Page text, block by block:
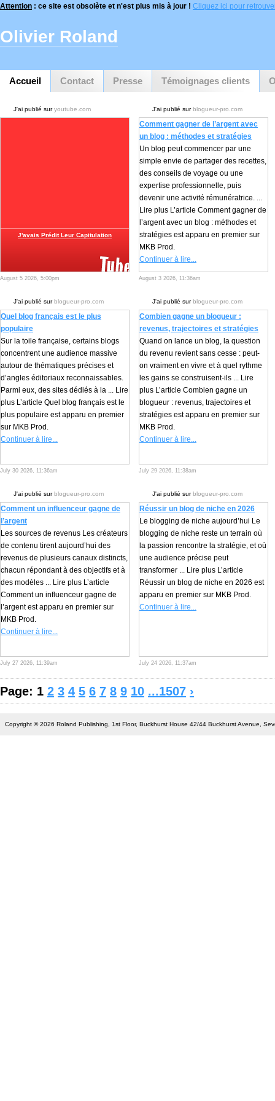
Attention : ce site est obsolète et n'est plus mis à jour ! Cliquez ici pour
Accueil Contact Presse Témoignages clients
Olivier Roland
J'ai publié suryoutube.com
J'avais Prédit Leur Capitulation
August 5 2026, 5:00pm
J'ai publié surblogueur-pro.com
Comment gagner de l’argent avec
un blog : méthodes et stratégies
Un blog peut commencer par une
simple envie de partager des recettes,
des conseils de voyage ou une
expertise professionnelle, puis
devenir une activité rémunératrice. ...
Lire plus L’article Comment gagner de
l’argent avec un blog : méthodes et
stratégies est apparu en premier sur
MKB Prod.
Continuer à lire...
August 3 2026, 11:36am
J'ai publié surblogueur-pro.com
Quel blog français est le plus
populaire
Sur la toile française, certains blogs
concentrent une audience massive
autour de thématiques précises et
d’angles éditoriaux reconnaissables.
Parmi eux, des sites dédiés à la ... Lire
plus L’article Quel blog français est le
plus populaire est apparu en premier
sur MKB Prod.
Continuer à lire...
July 30 2026, 11:36am
J'ai publié surblogueur-pro.com
Combien gagne un blogueur :
revenus, trajectoires et stratégies
Quand on lance un blog, la question
du revenu revient sans cesse : peut-
on vraiment en vivre et à quel rythme
les gains se construisent-ils ... Lire
plus L’article Combien gagne un
blogueur : revenus, trajectoires et
stratégies est apparu en premier sur
MKB Prod.
Continuer à lire...
July 29 2026, 11:38am
J'ai publié surblogueur-pro.com
Comment un influenceur gagne de
l’argent
Les sources de revenus Les créateurs
de contenu tirent aujourd’hui des
revenus de plusieurs canaux distincts,
chacun répondant à des objectifs et à
des modèles ... Lire plus L’article
Comment un influenceur gagne de
l’argent est apparu en premier sur
MKB Prod.
Continuer à lire...
July 27 2026, 11:39am
J'ai publié surblogueur-pro.com
Réussir un blog de niche en 2026
Le blogging de niche aujourd’hui Le
blogging de niche reste un terrain où
la passion rencontre la stratégie, et où
une audience précise peut
transformer ... Lire plus L’article
Réussir un blog de niche en 2026 est
apparu en premier sur MKB Prod.
Continuer à lire...
July 24 2026, 11:37am
Page: 1 2 3 4 5 6 7 8 9 10 ...1507 ›
Copyright © 2026 Roland Publishing, 1st Floor, Buckhurst House 42/44 Buckhurst Avenue,